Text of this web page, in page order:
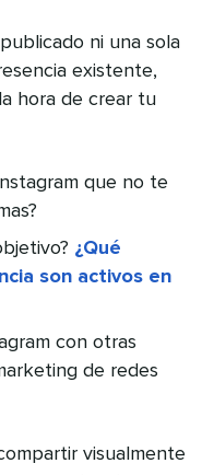
ni una sola
existente,
hora de crear tu
que no te
¿Qué
son activos en
con otras
de redes
visualmente